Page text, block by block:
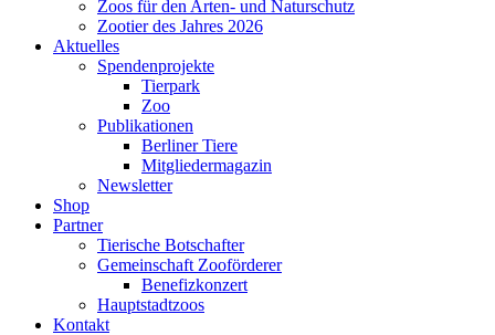
Zoos für den Arten- und Naturschutz
Zootier des Jahres 2026
Aktuelles
Spendenprojekte
Tierpark
Zoo
Publikationen
Berliner Tiere
Mitgliedermagazin
Newsletter
Shop
Partner
Tierische Botschafter
Gemeinschaft Zooförderer
Benefizkonzert
Hauptstadtzoos
Kontakt